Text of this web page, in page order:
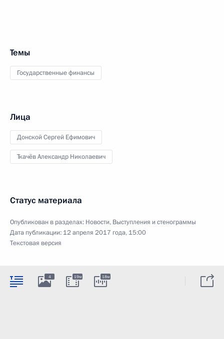
Темы
Государственные финансы
Лица
Донской Сергей Ефимович
Ткачёв Александр Николаевич
Статус материала
Опубликован в разделах: Новости, Выступления и стенограммы
Дата публикации: 12 апреля 2017 года, 15:00
Текстовая версия
4 19м 18м